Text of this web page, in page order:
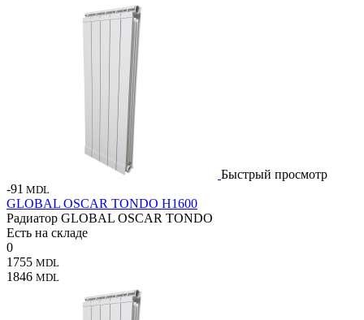
Быстрый просмотр
-91 MDL
GLOBAL OSCAR TONDO H1600
Радиатор GLOBAL OSCAR TONDO
Есть на складе
0
1755 MDL
1846 MDL